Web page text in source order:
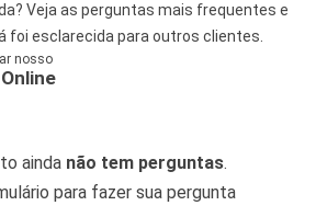
Veja as perguntas mais frequentes e
foi esclarecida para outros clientes.
nosso
ainda não tem perguntas.
para fazer sua pergunta